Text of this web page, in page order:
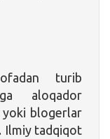
turib
aloqador
yoki blogerlar
Ilmiy tadqiqot